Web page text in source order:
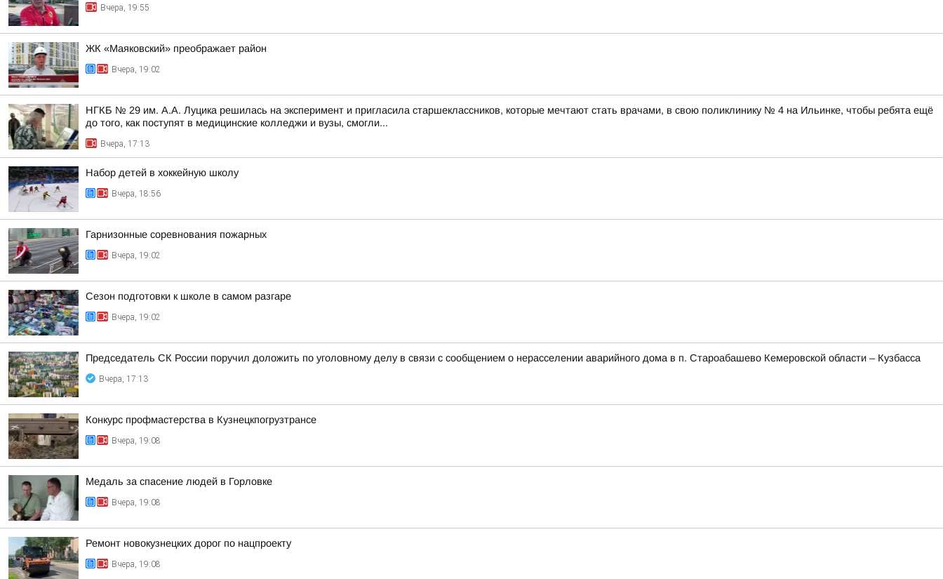
Вчера, 19:55
ЖК «Маяковский» преображает район
Вчера, 19:02
НГКБ № 29 им. А.А. Луцика решилась на эксперимент и пригласила старшеклассников, которые мечтают стать врачами, в свою поликлинику № 4 на Ильинке, чтобы ребята ещё
до того, как поступят в медицинские колледжи и вузы, смогли...
Вчера, 17:13
Набор детей в хоккейную школу
Вчера, 18:56
Гарнизонные соревнования пожарных
Вчера, 19:02
Сезон подготовки к школе в самом разгаре
Вчера, 19:02
Председатель СК России поручил доложить по уголовному делу в связи с сообщением о нерасселении аварийного дома в п. Староабашево Кемеровской области – Кузбасса
Вчера, 17:13
Конкурс профмастерства в Кузнецкпогрузтрансе
Вчера, 19:08
Медаль за спасение людей в Горловке
Вчера, 19:08
Ремонт новокузнецких дорог по нацпроекту
Вчера, 19:08